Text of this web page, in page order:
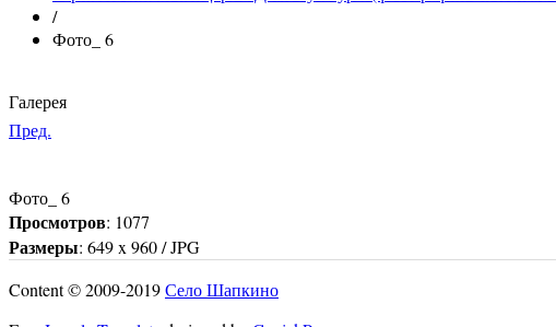
/
Фото_ 6
Галерея
Пред.
Фото_ 6
Просмотров: 1077
Размеры: 649 x 960 / JPG
Content © 2009-2019Село Шапкино